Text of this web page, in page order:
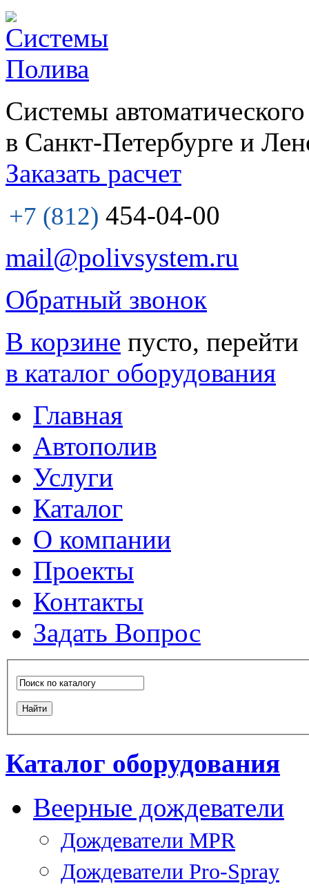
Системы
в Санкт-Петербурге и
Заказать расчет
+7 (812) 454-04-00
mail@polivsystem.ru
Обратный звонок
В корзине пусто, перейти
в каталог оборудования
Главная
Автополив
Услуги
Каталог
О компании
Проекты
Контакты
Задать Вопрос
Каталог оборудования
Веерные дождеватели
Дождеватели MPR
Дождеватели Pro-Spray